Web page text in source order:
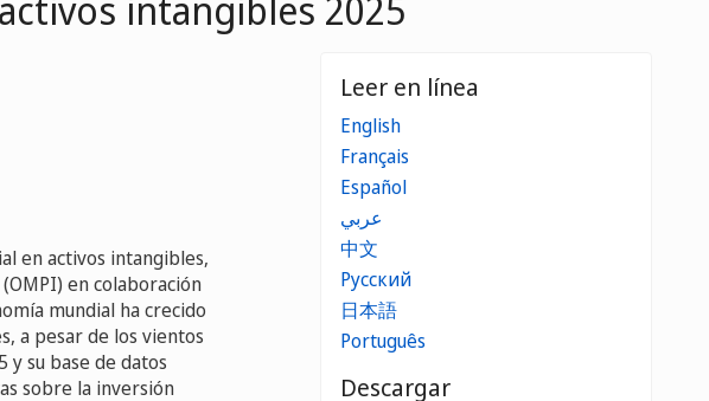
en activos intangibles,
en colaboración
mundial ha crecido
a pesar de los vientos
su base de datos
sobre la inversión
Leer en línea
English
Français
Español
عربي
中文
Русский
日本語
Português
Descargar